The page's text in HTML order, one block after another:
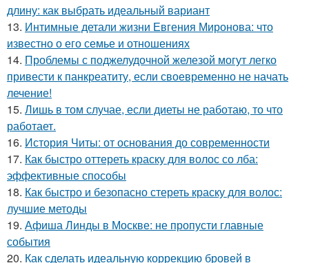
длину: как выбрать идеальный вариант
13. Интимные детали жизни Евгения Миронова: что
известно о его семье и отношениях
14. Проблемы с поджелудочной железой могут легко
привести к панкреатиту, если своевременно не начать
лечение!
15. Лишь в том случае, если диеты не работаю, то что
работает.
16. История Читы: от основания до современности
17. Как быстро оттереть краску для волос со лба:
эффективные способы
18. Как быстро и безопасно стереть краску для волос:
лучшие методы
19. Афиша Линды в Москве: не пропусти главные
события
20. Как сделать идеальную коррекцию бровей в